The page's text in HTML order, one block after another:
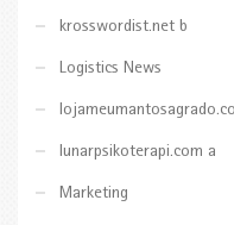
krosswordist.net b
Logistics News
lunarpsikoterapi.com a
Marketing